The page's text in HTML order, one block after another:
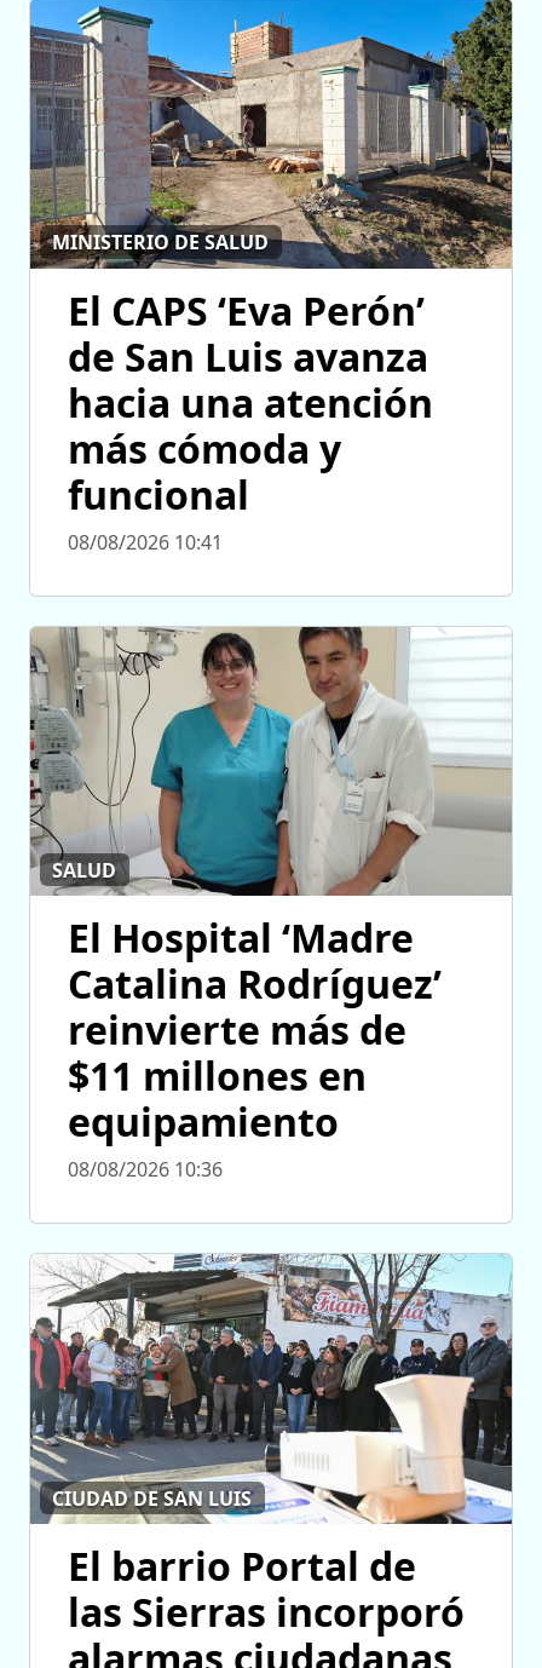
MINISTERIO DE SALUD
El CAPS ‘Eva Perón’
de San Luis avanza
hacia una atención
más cómoda y
funcional
08/08/2026 10:41
SALUD
El Hospital ‘Madre
Catalina Rodríguez’
reinvierte más de
$11 millones en
equipamiento
08/08/2026 10:36
CIUDAD DE SAN LUIS
El barrio Portal de
las Sierras incorporó